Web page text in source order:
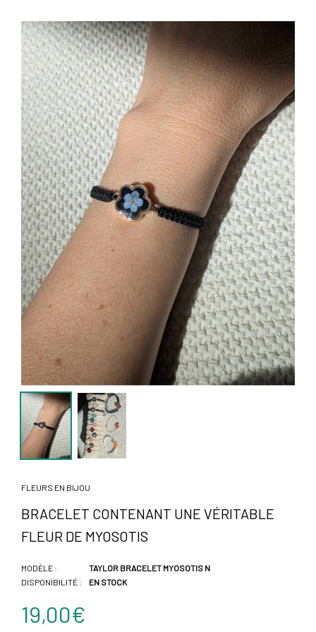
FLEURS EN BIJOU
BRACELET CONTENANT UNE VÉRITABLE
FLEUR DE MYOSOTIS
MODÈLE :
DISPONIBILITÉ :
TAYLOR BRACELET MYOSOTIS N
EN STOCK
19,00€